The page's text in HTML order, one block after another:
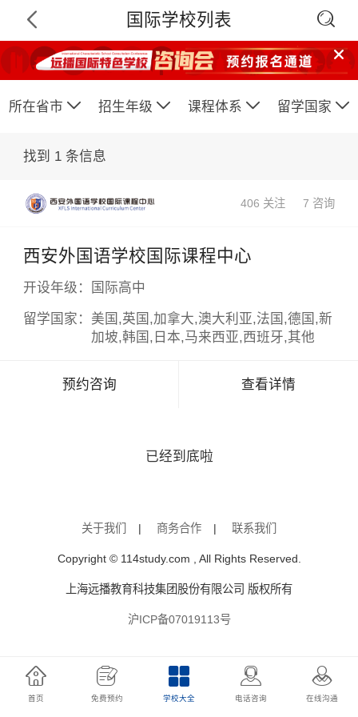
 国际学校列表 

所在省市  招生年级  课程体系  留学国家 
找到 1条信息
406 关注 7 咨询
西安外国语学校国际课程中心
开设年级： 国际高中
留学国家： 美国,英国,加拿大,澳大利亚,法国,德国,新
加坡,韩国,日本,马来西亚,西班牙,其他
预约咨询 查看详情
已经到底啦
关于我们 | 商务合作 | 联系我们
Copyright © 114study.com , All Rights Reserved.
上海远播教育科技集团股份有限公司 版权所有
沪ICP备07019113号
首页 免费预约 学校大全 电话咨询 在线沟通